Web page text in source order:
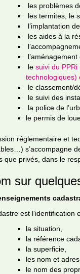
les problèmes
les termites, le
l’implantation
les aides à la
le suivi du
technologiques)
le classement/
le suivi des
la police de
le permis de
réglementaire et
s’accompagne
que privés, dans le
sur
est
la situation,
la référence
la superficie,
les nom et
le nom des